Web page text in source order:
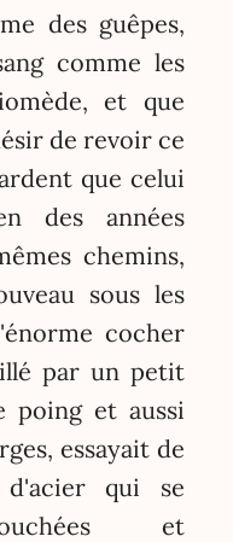
des guêpes,
comme les
et que
de revoir ce
que celui
des années
chemins,
sous les
cocher
par un petit
poing et aussi
essayait de
qui se
et